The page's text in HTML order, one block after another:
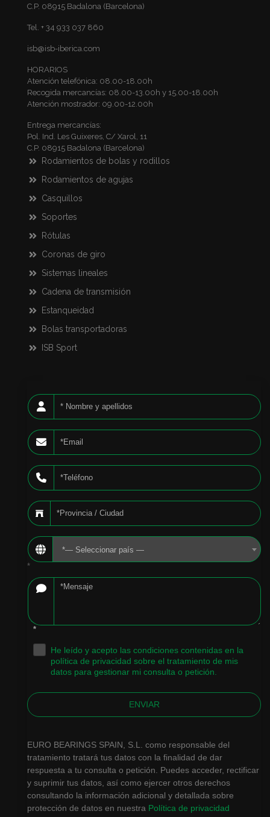
C.P. 08915 Badalona (Barcelona)
Tel. + 34 933 037 860
isb@isb-iberica.com
HORARIOS
Atención telefónica: 08.00-18.00h
Recogida mercancías: 08.00-13.00h y 15.00-18.00h
Atención mostrador: 09.00-12.00h
Entrega mercancías:
Pol. Ind. Les Guixeres, C/ Xarol, 11
C.P. 08915 Badalona (Barcelona)
Rodamientos de bolas y rodillos
Rodamientos de agujas
Casquillos
Soportes
Rótulas
Coronas de giro
Sistemas lineales
Cadena de transmisión
Estanqueidad
Bolas transportadoras
ISB Sport
*— Seleccionar país —
*
*
He leído y acepto las condiciones contenidas en la
política de privacidad sobre el tratamiento de mis
datos para gestionar mi consulta o petición.
ENVIAR
EURO BEARINGS SPAIN, S.L. como responsable del
tratamiento tratará tus datos con la finalidad de dar
respuesta a tu consulta o petición. Puedes acceder, rectificar
y suprimir tus datos, así como ejercer otros derechos
consultando la información adicional y detallada sobre
protección de datos en nuestra Política de privacidad